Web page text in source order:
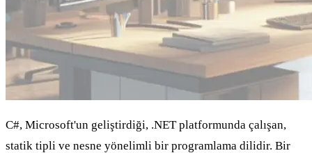
C#, Microsoft'un geliştirdiği, .NET platformunda çalışan,
statik tipli ve nesne yönelimli bir programlama dilidir. Bir